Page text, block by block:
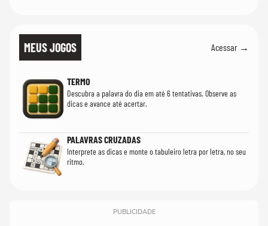
MEUS JOGOS Acessar →
TERMO
Descubra a palavra do dia em até 6 tentativas. Observe as
dicas e avance até acertar.
PALAVRAS CRUZADAS
Interprete as dicas e monte o tabuleiro letra por letra, no seu
ritmo.
PUBLICIDADE